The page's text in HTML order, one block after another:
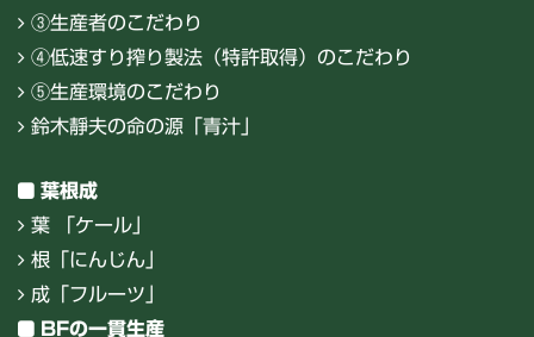
③生産者のこだわり
④低速すり搾り製法（特許取得）のこだわり
⑤生産環境のこだわり
鈴木靜夫の命の源「青汁」
葉根成
葉 「ケール」
根「にんじん」
成「フルーツ」
BFの一貫生産